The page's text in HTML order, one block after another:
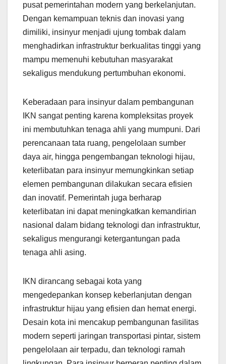
pusat pemerintahan modern yang berkelanjutan.
Dengan kemampuan teknis dan inovasi yang
dimiliki, insinyur menjadi ujung tombak dalam
menghadirkan infrastruktur berkualitas tinggi yang
mampu memenuhi kebutuhan masyarakat
sekaligus mendukung pertumbuhan ekonomi.
Keberadaan para insinyur dalam pembangunan
IKN sangat penting karena kompleksitas proyek
ini membutuhkan tenaga ahli yang mumpuni. Dari
perencanaan tata ruang, pengelolaan sumber
daya air, hingga pengembangan teknologi hijau,
keterlibatan para insinyur memungkinkan setiap
elemen pembangunan dilakukan secara efisien
dan inovatif. Pemerintah juga berharap
keterlibatan ini dapat meningkatkan kemandirian
nasional dalam bidang teknologi dan infrastruktur,
sekaligus mengurangi ketergantungan pada
tenaga ahli asing.
IKN dirancang sebagai kota yang
mengedepankan konsep keberlanjutan dengan
infrastruktur hijau yang efisien dan hemat energi.
Desain kota ini mencakup pembangunan fasilitas
modern seperti jaringan transportasi pintar, sistem
pengelolaan air terpadu, dan teknologi ramah